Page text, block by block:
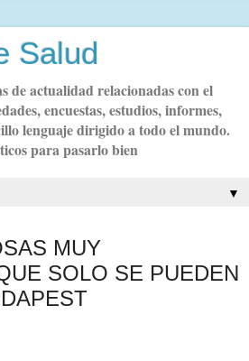
Salud
de actualidad relacionadas con el
encuestas, estudios, informes,
lenguaje dirigido a todo el mundo.
para pasarlo bien
▼
MUY
SOLO SE PUEDEN